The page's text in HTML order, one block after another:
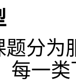
题分为
每一